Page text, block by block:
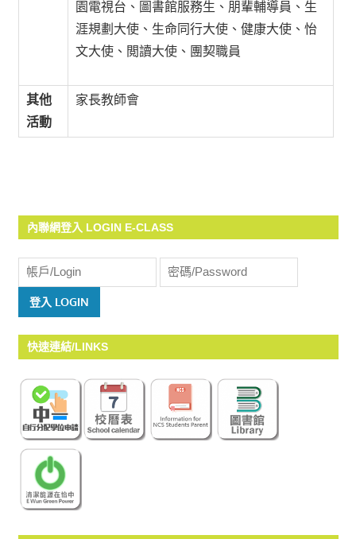
園電視台、圖書館服務生、朋輩輔導員、生
涯規劃大使、生命同行大使、健康大使、怡
文大使、閲讀大使、團契職員
其他
活動
家長教師會
內聯網登入 LOGIN E-CLASS
快速連結/LINKS